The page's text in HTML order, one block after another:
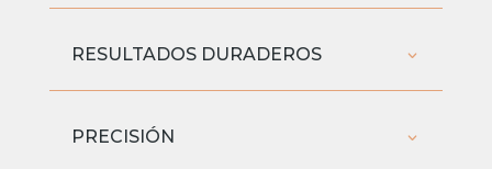
RESULTADOS DURADEROS
PRECISIÓN